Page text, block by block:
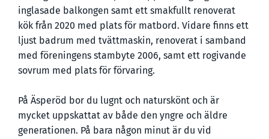
inglasade balkongen samt ett smakfullt renoverat
kök från 2020 med plats för matbord. Vidare finns ett
ljust badrum med tvättmaskin, renoverat i samband
med föreningens stambyte 2006, samt ett rogivande
sovrum med plats för förvaring.
På Äsperöd bor du lugnt och naturskönt och är
mycket uppskattat av både den yngre och äldre
generationen. På bara någon minut är du vid